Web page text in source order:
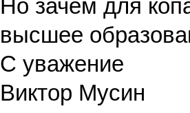
Но зачем для
высшее
С уважение
Виктор Мусин